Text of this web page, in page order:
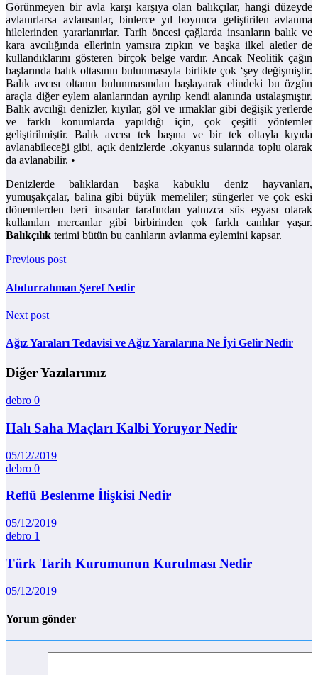
Görünmeyen bir avla karşı karşıya olan balıkçılar, hangi düzeyde
avlanırlarsa avlansınlar, binlerce yıl boyunca geliştirilen avlanma
hilelerinden yararlanırlar. Tarih öncesi çağlarda insanların balık ve
kara avcılığında ellerinin yamsıra zıpkın ve başka ilkel aletler de
kullandıklarını gösteren birçok belge vardır. Ancak Neolitik çağın
başlarında balık oltasının bulunmasıyla birlikte çok ‘şey değişmiştir.
Balık avcısı oltanın bulunmasından başlayarak elindeki bu özgün
araçla diğer eylem alanlarından ayrılıp kendi alanında ustalaşmıştır.
Balık avcılığı denizler, kıyılar, göl ve ırmaklar gibi değişik yerlerde
ve farklı konumlarda yapıldığı için, çok çeşitli yöntemler
geliştirilmiştir. Balık avcısı tek başına ve bir tek oltayla kıyıda
avlanabileceği gibi, açık denizlerde .okyanus sularında toplu olarak
da avlanabilir. •
Denizlerde balıklardan başka kabuklu deniz hayvanları,
yumuşakçalar, balina gibi büyük memeliler; süngerler ve çok eski
dönemlerden beri insanlar tarafından yalnızca süs eşyası olarak
kullanılan mercanlar gibi birbirinden çok farklı canlılar yaşar.
Balıkçılık terimi bütün bu canlıların avlanma eylemini kapsar.
Previous post
Abdurrahman Şeref Nedir
Next post
Ağız Yaraları Tedavisi ve Ağız Yaralarına Ne İyi Gelir Nedir
Diğer Yazılarımız
debro 0
Halı Saha Maçları Kalbi Yoruyor Nedir
05/12/2019
debro 0
Reflü Beslenme İlişkisi Nedir
05/12/2019
debro 1
Türk Tarih Kurumunun Kurulması Nedir
05/12/2019
Yorum gönder